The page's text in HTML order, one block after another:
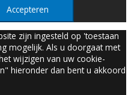
Accepteren
zijn ingesteld op 'toestaan
mogelijk. Als u doorgaat met
wijzigen van uw cookie-
hieronder dan bent u akkoord